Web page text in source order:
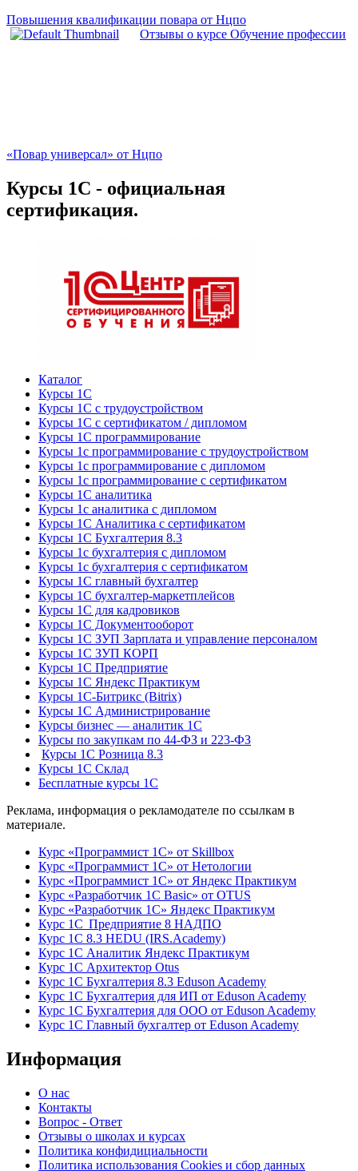
Повышения квалификации повара от Нцпо
Отзывы о курсе Обучение профессии
«Повар универсал» от Нцпо
Курсы 1С - официальная
сертификация.
Каталог
Курсы 1С
Курсы 1С с трудоустройством
Курсы 1С с сертификатом / дипломом
Курсы 1С программирование
Курсы 1с программирование с трудоустройством
Курсы 1с программирование с дипломом
Курсы 1с программирование с сертификатом
Курсы 1С аналитика
Курсы 1с аналитика с дипломом
Курсы 1С Аналитика с сертификатом
Курсы 1С Бухгалтерия 8.3
Курсы 1с бухгалтерия с дипломом
Курсы 1с бухгалтерия с сертификатом
Курсы 1С главный бухгалтер
Курсы 1С бухгалтер-маркетплейсов
Курсы 1С для кадровиков
Курсы 1С Документооборот
Курсы 1С ЗУП Зарплата и управление персоналом
Курсы 1С ЗУП КОРП
Курсы 1С Предприятие
Курсы 1С Яндекс Практикум
Курсы 1С-Битрикс (Bitrix)
Курсы 1С Администрирование
Курсы бизнес — аналитик 1С
Курсы по закупкам по 44‑ФЗ и 223‑ФЗ
Курсы 1С Розница 8.3
Курсы 1С Склад
Бесплатные курсы 1С
Реклама, информация о рекламодателе по ссылкам в
материале.
Курс «Программист 1С» от Skillbox
Курс «Программист 1С» от Нетологии
Курс «Программист 1С» от Яндекс Практикум
Курс «Разработчик 1С Basic» от OTUS
Курс «Разработчик 1С» Яндекс Практикум
Курс 1С Предприятие 8 НАДПО
Курс 1С 8.3 HEDU (IRS.Academy)
Курс 1С Аналитик Яндекс Практикум
Курс 1С Архитектор Otus
Курс 1С Бухгалтерия 8.3 Eduson Academy
Курс 1С Бухгалтерия для ИП от Eduson Academy
Курс 1С Бухгалтерия для ООО от Eduson Academy
Курс 1С Главный бухгалтер от Eduson Academy
Информация
О нас
Контакты
Вопрос - Ответ
Отзывы о школах и курсах
Политика конфидициальности
Политика использования Cookies и сбор данных